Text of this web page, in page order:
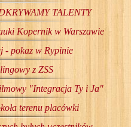
TALENTY
Kopernik w Warszawie
- pokaz w Rypinie
z ZSS
"Integracja Ty i Ja"
terenu placówki